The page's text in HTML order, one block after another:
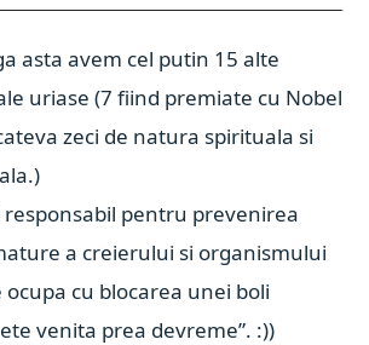
asta avem cel putin 15 alte
uriase (7 fiind premiate cu Nobel
zeci de natura spirituala si
responsabil pentru prevenirea
a creierului si organismului
ocupa cu blocarea unei boli
venita prea devreme”. :))